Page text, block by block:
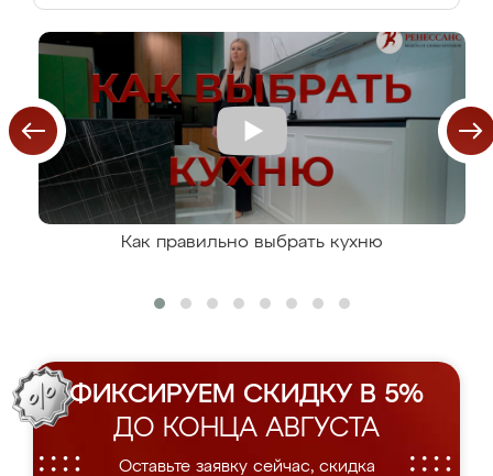
Как правильно выбрать кухню
ФИКСИРУЕМ СКИДКУ В 5%
ДО КОНЦА АВГУСТА
Оставьте заявку сейчас, скидка